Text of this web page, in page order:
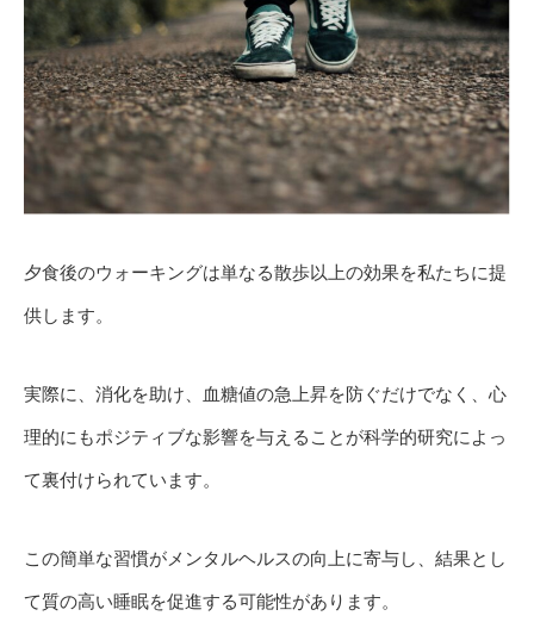
夕食後のウォーキングは単なる散歩以上の効果を私たちに提
供します。
実際に、消化を助け、血糖値の急上昇を防ぐだけでなく、心
理的にもポジティブな影響を与えることが科学的研究によっ
て裏付けられています。
この簡単な習慣がメンタルヘルスの向上に寄与し、結果とし
て質の高い睡眠を促進する可能性があります。